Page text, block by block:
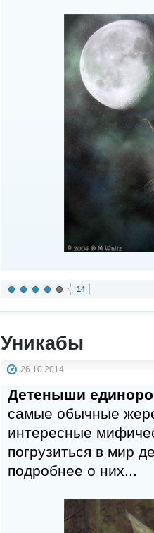
14
Уникабы
26.10.2014
Детеныши
самые обычные
интересные
погрузиться в мир
подробнее о них...